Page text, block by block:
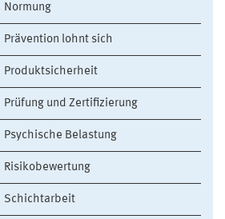
Normung
Prävention lohnt sich
Produktsicherheit
Prüfung und Zertifizierung
Psychische Belastung
Risikobewertung
Schichtarbeit